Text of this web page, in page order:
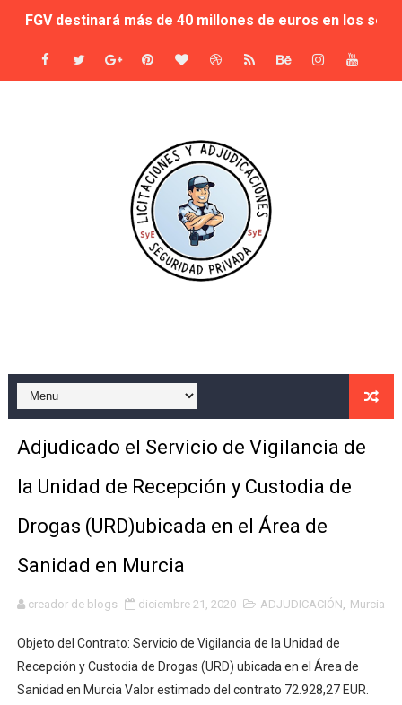
FGV destinará más de 40 millones de euros en los
Sale a licitación la seguridad de las instalaciones del
Evaluación de las ocho empresas que se presentan
SEGUPROT GOBER S.L. será la adjudicataria del
Seis empresas de seguridad pujan por los museos
Sale a concurso la seguridad de los museos del
Murcia Refuerza la Seguridad en Eventos al Aire Libre
TODO LO QUE TIENES QUE SABER SOBRE LA
Prosegur sustituirá a Seguridad Integral Canarias en
ADJUDICACIÓN- Servicio de Seguridad Privada para
Adjudicado el Servicio de Vigilancia de
la Unidad de Recepción y Custodia de
Drogas (URD)ubicada en el Área de
Sanidad en Murcia
creador de blogs diciembre 21, 2020 ADJUDICACIÓN, Murcia
Objeto del Contrato: Servicio de Vigilancia de la Unidad de
Recepción y Custodia de Drogas (URD) ubicada en el Área de
Sanidad en Murcia Valor estimado del contrato 72.928,27 EUR.